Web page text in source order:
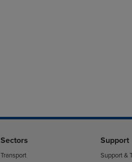
Sectors
Transport
Support
Support &